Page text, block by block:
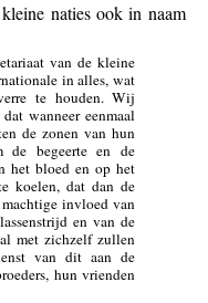
naties ook in naam
van de kleine
in alles, wat
te houden. Wij
wanneer eenmaal
de zonen van hun
de begeerte en de
het bloed en op het
koelen, dat dan de
invloed van
en van de
met zichzelf zullen
van dit aan de
hun vrienden